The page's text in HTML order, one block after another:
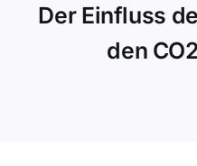
Der Einfluss
den